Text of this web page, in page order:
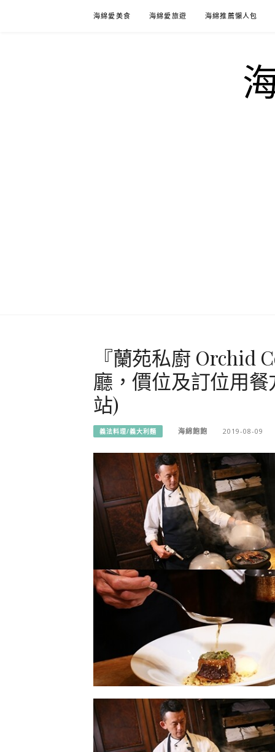
海綿愛美食 海綿愛旅遊 海綿推薦懶人包
『蘭苑私廚 Orchid
廳，價位及訂位用
站)
義法料理/義大利麵 海綿飽飽 2019-08-09